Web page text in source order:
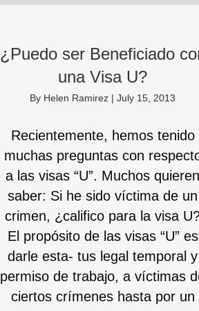
¿Puedo ser Beneficiado
una Visa U?
By Helen Ramirez |July 15, 2013
Recientemente, hemos tenido
muchas preguntas con
a las visas “U”. Muchos quieren
saber: Si he sido víctima de un
crimen, ¿califico para la visa
El propósito de las visas “U” es
darle esta- tus legal temporal y
permiso de trabajo, a víctimas
ciertos crímenes hasta por un